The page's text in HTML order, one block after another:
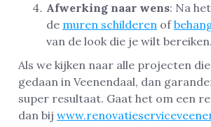
Afwerking naar wens: Na
de muren schilderen of
van de look die je wilt bereiken.
Als we kijken naar alle projecten
gedaan in Veenendaal, dan
super resultaat. Gaat het om een
dan bij